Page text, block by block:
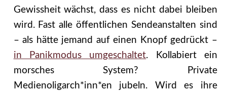
Gewissheit wächst, dass es nicht dabei bleiben
wird. Fast alle öffentlichen Sendeanstalten sind
– als hätte jemand auf einen Knopf gedrückt –
in Panikmodus umgeschaltet. Kollabiert ein
morsches System? Private
Medienoligarch*inn*en jubeln. Wird es ihre